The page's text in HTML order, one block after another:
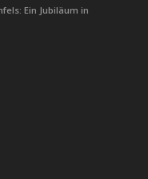
Ein Jubiläum in